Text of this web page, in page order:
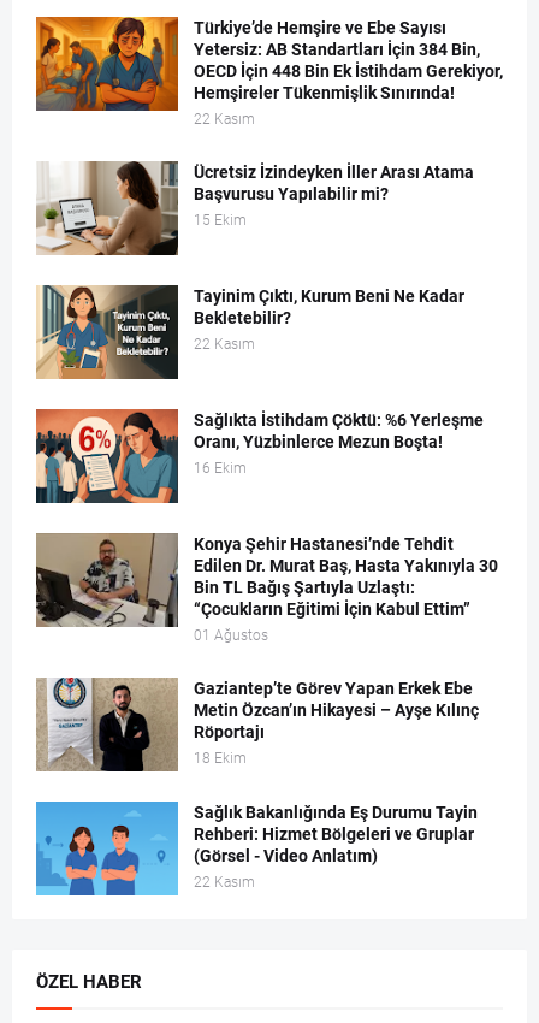
Türkiye’de Hemşire ve Ebe Sayısı
Yetersiz: AB Standartları İçin 384 Bin,
OECD İçin 448 Bin Ek İstihdam Gerekiyor,
Hemşireler Tükenmişlik Sınırında!
22 Kasım
Ücretsiz İzindeyken İller Arası Atama
Başvurusu Yapılabilir mi?
15 Ekim
Tayinim Çıktı, Kurum Beni Ne Kadar
Bekletebilir?
22 Kasım
Sağlıkta İstihdam Çöktü: %6 Yerleşme
Oranı, Yüzbinlerce Mezun Boşta!
16 Ekim
Konya Şehir Hastanesi’nde Tehdit
Edilen Dr. Murat Baş, Hasta Yakınıyla 30
Bin TL Bağış Şartıyla Uzlaştı:
“Çocukların Eğitimi İçin Kabul Ettim”
01 Ağustos
Gaziantep’te Görev Yapan Erkek Ebe
Metin Özcan’ın Hikayesi – Ayşe Kılınç
Röportajı
18 Ekim
Sağlık Bakanlığında Eş Durumu Tayin
Rehberi: Hizmet Bölgeleri ve Gruplar
(Görsel - Video Anlatım)
22 Kasım
ÖZEL HABER